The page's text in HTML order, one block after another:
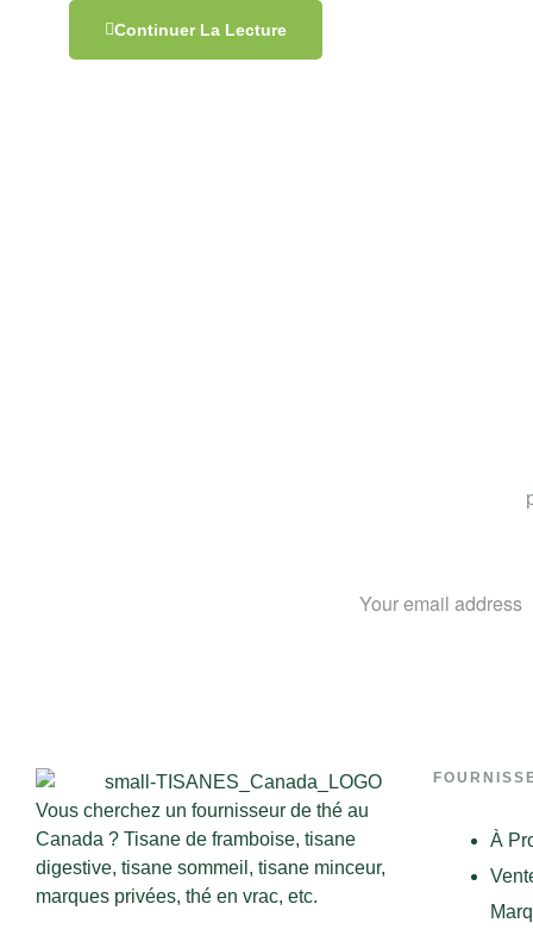
Continuer La Lecture
Vous cherchez un fournisseur de thé au
Canada ? Tisane de framboise, tisane
digestive, tisane sommeil, tisane minceur,
marques privées, thé en vrac, etc.
À